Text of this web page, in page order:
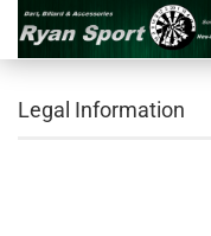
Legal Information